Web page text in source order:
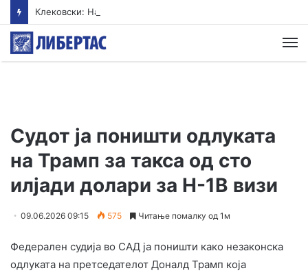
Судот ја поништи одлуката
на Трамп за такса од сто
илјади долари за H-1B визи
09.06.2026 09:15 575 Читање помалку од 1м
Федерален судија во САД ја поништи како незаконска
одлуката на претседателот Доналд Трамп која